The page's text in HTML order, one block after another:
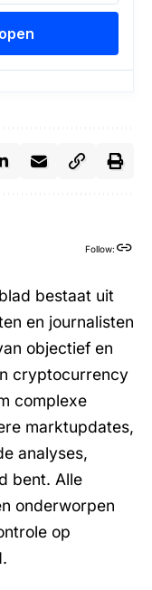
Follow:
bestaat uit
en journalisten
objectief en
cryptocurrency
complexe
marktupdates,
analyses,
bent. Alle
onderworpen
op